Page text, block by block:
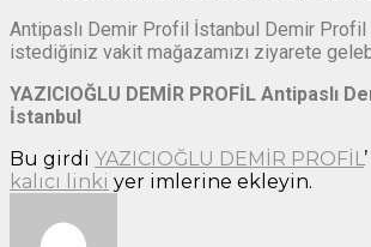
Antipaslı Demir Profil İstanbul Demir Profil
istediğiniz vakit mağazamızı ziyarete
YAZICIOĞLU DEMİR PROFİL Antipaslı
İstanbul
Bu girdi YAZICIOĞLU DEMİR PROFİL
kalıcı linki yer imlerine ekleyin.